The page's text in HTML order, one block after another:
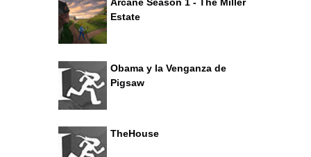
Arcane Season 1 - The Miller
Estate
Obama y la Venganza de
Pigsaw
TheHouse